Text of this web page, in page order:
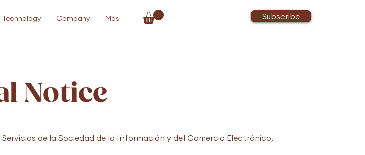
Technology Company Más Subscribe
Notice
de la Sociedad de la Información y del Comercio Electrónico,